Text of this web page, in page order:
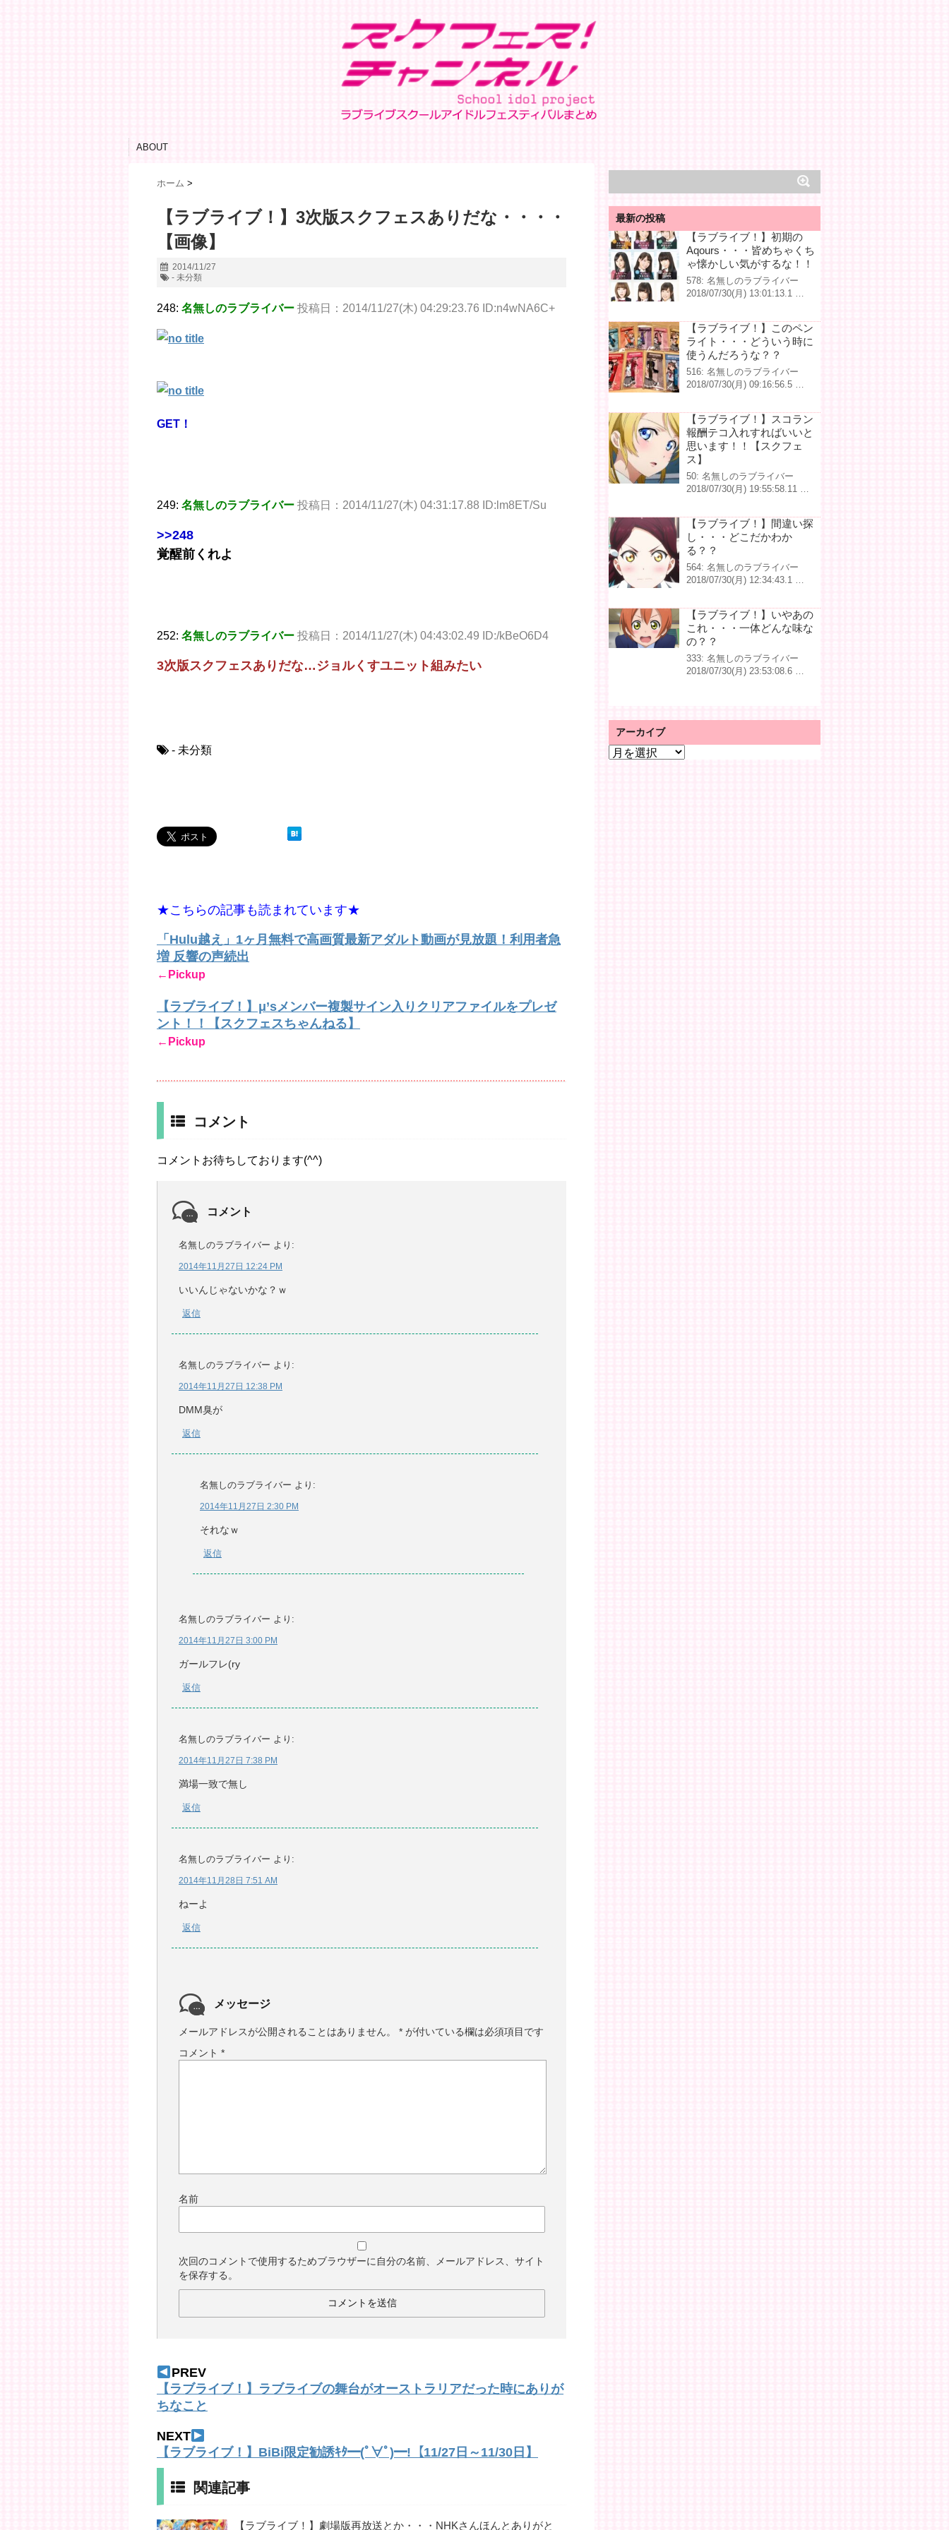
ABOUT
ホーム >
【ラブライブ！】3次版スクフェスありだな・・・・
【画像】
2014/11/27
- 未分類
248: 名無しのラブライバー 投稿日：2014/11/27(木) 04:29:23.76 ID:n4wNA6C+
GET！
249: 名無しのラブライバー 投稿日：2014/11/27(木) 04:31:17.88 ID:lm8ET/Su
>>248
覚醒前くれよ
252: 名無しのラブライバー 投稿日：2014/11/27(木) 04:43:02.49 ID:/kBeO6D4
3次版スクフェスありだな…ジョルくすユニット組みたい
- 未分類
★こちらの記事も読まれています★
「Hulu越え」1ヶ月無料で高画質最新アダルト動画が見放題！利用者急
増 反響の声続出
←Pickup
【ラブライブ！】μ’sメンバー複製サイン入りクリアファイルをプレゼ
ント！！【スクフェスちゃんねる】
←Pickup
コメント
コメントお待ちしております(^^)
コメント
名無しのラブライバー より:
2014年11月27日 12:24 PM
いいんじゃないかな？ｗ
返信
名無しのラブライバー より:
2014年11月27日 12:38 PM
DMM臭が
返信
名無しのラブライバー より:
2014年11月27日 2:30 PM
それなｗ
返信
名無しのラブライバー より:
2014年11月27日 3:00 PM
ガールフレ(ry
返信
名無しのラブライバー より:
2014年11月27日 7:38 PM
満場一致で無し
返信
名無しのラブライバー より:
2014年11月28日 7:51 AM
ねーよ
返信
メッセージ
メールアドレスが公開されることはありません。 * が付いている欄は必須項目です
コメント *
名前
次回のコメントで使用するためブラウザーに自分の名前、メールアドレス、サイト
を保存する。
PREV
【ラブライブ！】ラブライブの舞台がオーストラリアだった時にありが
ちなこと
NEXT
【ラブライブ！】BiBi限定勧誘ｷﾀ━(ﾟ∀ﾟ)━!【11/27日～11/30日】
関連記事
【ラブライブ！】劇場版再放送とか・・・NHKさんほんとありがと
最新の投稿
【ラブライブ！】初期の
Aqours・・・皆めちゃくち
ゃ懐かしい気がするな！！
578: 名無しのラブライバー
2018/07/30(月) 13:01:13.1 …
【ラブライブ！】このペン
ライト・・・どういう時に
使うんだろうな？？
516: 名無しのラブライバー
2018/07/30(月) 09:16:56.5 …
【ラブライブ！】スコラン
報酬テコ入れすればいいと
思います！！【スクフェ
ス】
50: 名無しのラブライバー
2018/07/30(月) 19:55:58.11 …
【ラブライブ！】間違い探
し・・・どこだかわか
る？？
564: 名無しのラブライバー
2018/07/30(月) 12:34:43.1 …
【ラブライブ！】いやあの
これ・・・一体どんな味な
の？？
333: 名無しのラブライバー
2018/07/30(月) 23:53:08.6 …
アーカイブ
ア